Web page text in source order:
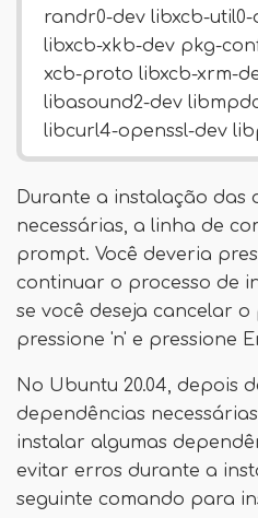
randr0-dev libxcb-util0-
libxcb-xkb-dev pkg-
xcb-proto libxcb-xrm-
libasound2-dev
libcurl4-openssl-dev
Durante a instalação das
necessárias, a linha de
prompt. Você deveria
continuar o processo de
se você deseja cancelar
pressione 'n' e pressione
No Ubuntu 20.04, depois
dependências
instalar algumas
evitar erros durante a
seguinte comando para